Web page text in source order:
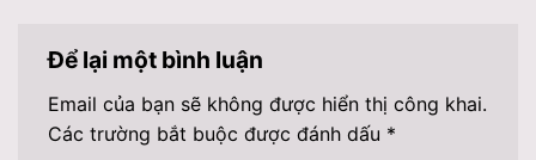
Để lại một bình luận
Email của bạn sẽ không được hiển thị công khai.
Các trường bắt buộc được đánh dấu *